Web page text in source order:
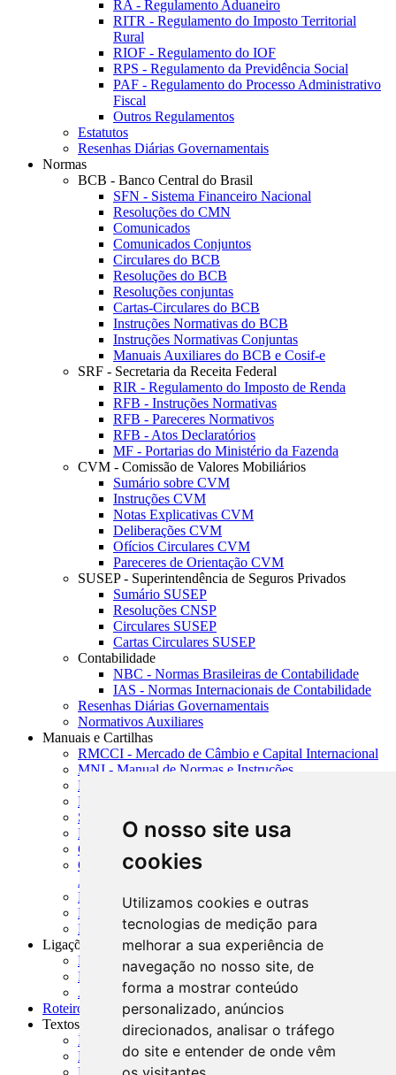
O nosso site usa
cookies
Utilizamos cookies e outras
tecnologias de medição para
melhorar a sua experiência de
navegação no nosso site, de
forma a mostrar conteúdo
personalizado, anúncios
direcionados, analisar o tráfego
do site e entender de onde vêm
RA - Regulamento Aduaneiro
RITR - Regulamento do Imposto Territorial
Rural
RIOF - Regulamento do IOF
RPS - Regulamento da Previdência Social
PAF - Regulamento do Processo Administrativo
Fiscal
Outros Regulamentos
Estatutos
Resenhas Diárias Governamentais
Normas
BCB - Banco Central do Brasil
SFN - Sistema Financeiro Nacional
Resoluções do CMN
Comunicados
Comunicados Conjuntos
Circulares do BCB
Resoluções do BCB
Resoluções conjuntas
Cartas-Circulares do BCB
Instruções Normativas do BCB
Instruções Normativas Conjuntas
Manuais Auxiliares do BCB e Cosif-e
SRF - Secretaria da Receita Federal
RIR - Regulamento do Imposto de Renda
RFB - Instruções Normativas
RFB - Pareceres Normativos
RFB - Atos Declaratórios
MF - Portarias do Ministério da Fazenda
CVM - Comissão de Valores Mobiliários
Sumário sobre CVM
Instruções CVM
Notas Explicativas CVM
Deliberações CVM
Ofícios Circulares CVM
Pareceres de Orientação CVM
SUSEP - Superintendência de Seguros Privados
Sumário SUSEP
Resoluções CNSP
Circulares SUSEP
Cartas Circulares SUSEP
Contabilidade
NBC - Normas Brasileiras de Contabilidade
IAS - Normas Internacionais de Contabilidade
Resenhas Diárias Governamentais
Normativos Auxiliares
Manuais e Cartilhas
RMCCI - Mercado de Câmbio e Capital Internacional
MNI - Manual de Normas e Instruções
MTVM - Manual de Títulos e Valores Mobiliários
MCR - Manual de Crédito Rural
SISORF - Manual de Organização do SFN
MASUP - Manual de Supervisão Bancária
CADOC - Catálogo de Documentos
CNAE-CONCLA - Classificação Nacional de
Atividades Econômicas
PMF - Cartilhas do BCB
Manuais Auxiliares do BCB e Cosif-e
Resenhas Diárias Governamentais
Ligações Externas
Links Úteis
Presidência da República
Agências Nacionais Reguladoras
Roteiros para Estudos
Textos
Índice de Textos
Editorial